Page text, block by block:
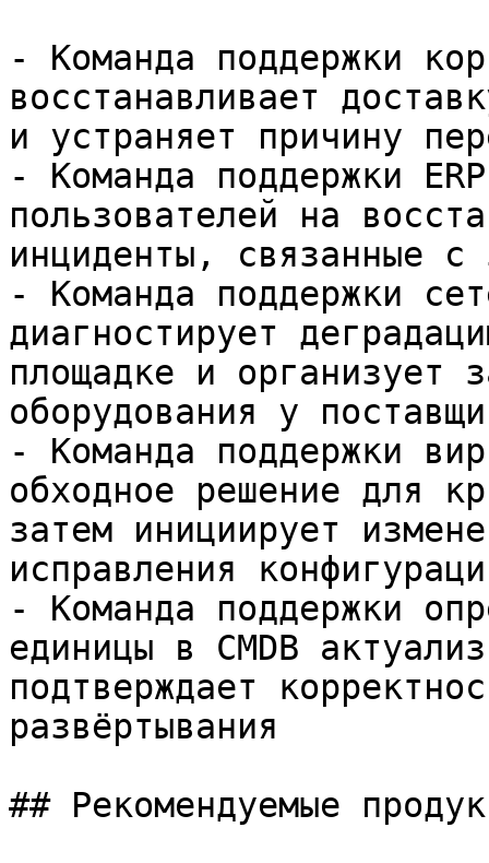
- Команда поддержки
восстанавливает
и устраняет причину
- Команда поддержки
пользователей на
инциденты, связанные с
- Команда поддержки
диагностирует
площадке и организует
оборудования у
- Команда поддержки
обходное решение для
затем инициирует
исправления
- Команда поддержки
единицы в CMDB
подтверждает
развёртывания
## Рекомендуемые